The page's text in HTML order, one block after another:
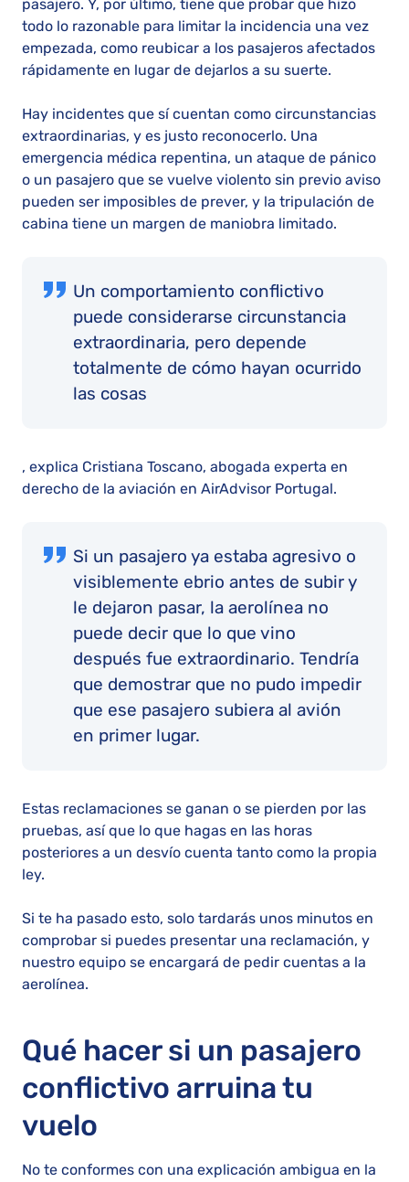
pasajero. Y, por último, tiene que probar que hizo
todo lo razonable para limitar la incidencia una vez
empezada, como reubicar a los pasajeros afectados
rápidamente en lugar de dejarlos a su suerte.
Hay incidentes que sí cuentan como circunstancias
extraordinarias, y es justo reconocerlo. Una
emergencia médica repentina, un ataque de pánico
o un pasajero que se vuelve violento sin previo aviso
pueden ser imposibles de prever, y la tripulación de
cabina tiene un margen de maniobra limitado.
Un comportamiento conflictivo
puede considerarse circunstancia
extraordinaria, pero depende
totalmente de cómo hayan ocurrido
las cosas
, explica Cristiana Toscano, abogada experta en
derecho de la aviación en AirAdvisor Portugal.
Si un pasajero ya estaba agresivo o
visiblemente ebrio antes de subir y
le dejaron pasar, la aerolínea no
puede decir que lo que vino
después fue extraordinario. Tendría
que demostrar que no pudo impedir
que ese pasajero subiera al avión
en primer lugar.
Estas reclamaciones se ganan o se pierden por las
pruebas, así que lo que hagas en las horas
posteriores a un desvío cuenta tanto como la propia
ley.
Si te ha pasado esto, solo tardarás unos minutos en
comprobar si puedes presentar una reclamación, y
nuestro equipo se encargará de pedir cuentas a la
aerolínea.
Qué hacer si un pasajero
conflictivo arruina tu
vuelo
No te conformes con una explicación ambigua en la